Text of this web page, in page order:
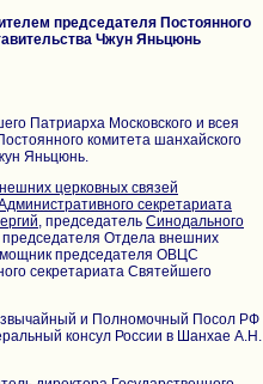
председателя Постоянного
Чжун Яньцюнь
Патриарха Московского и всея
комитета шанхайского
Яньцюнь.
церковных связей
секретариата
, председатель Синодального
председателя Отдела внешних
председателя ОВЦС
секретариата Святейшего
и Полномочный Посол РФ
консул России в Шанхае А.Н.